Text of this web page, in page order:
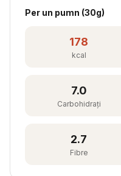
Per un pumn (30g)
178
kcal
7.0
Carbohidrați
2.7
Fibre